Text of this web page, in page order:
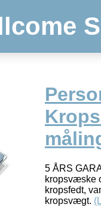
5 ÅRS
kropsvæske
kropsfedt,
kropsvægt.